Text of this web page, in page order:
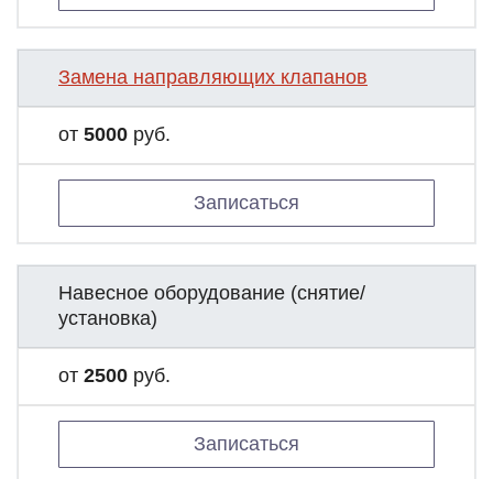
Замена направляющих клапанов
от 5000 руб.
Записаться
Навесное оборудование (снятие/
установка)
от 2500 руб.
Записаться